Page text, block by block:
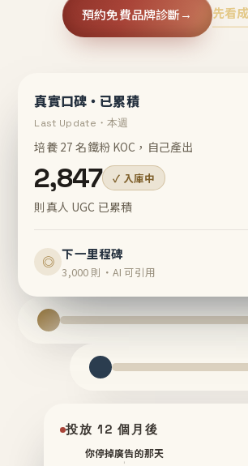
預約免費品牌診斷→ 先看
真實口碑・已累積
Last Update・本週
培養 27 名鐵粉 KOC，自己產出
2,847 ✓ 入庫中
則真人 UGC 已累積
◎ 下一里程碑
3,000 則・AI 可引用
投放 12 個月後
你停掉廣告的那天